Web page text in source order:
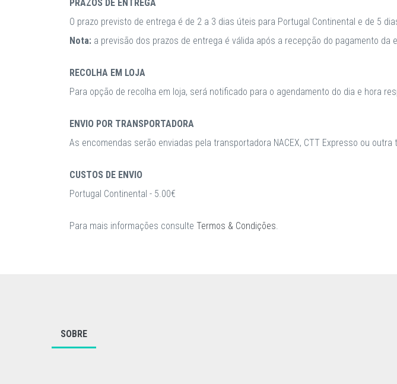
PRAZOS DE ENTREGA
O prazo previsto de entrega é de 2 a 3 dias úteis para Portugal Continental e de 5
Nota: a previsão dos prazos de entrega é válida após a recepção do pagamento da
RECOLHA EM LOJA
Para opção de recolha em loja, será notificado para o agendamento do dia e hora
ENVIO POR TRANSPORTADORA
As encomendas serão enviadas pela transportadora NACEX, CTT Expresso ou
CUSTOS DE ENVIO
Portugal Continental - 5.00€
Para mais informações consulte Termos & Condições.
SOBRE